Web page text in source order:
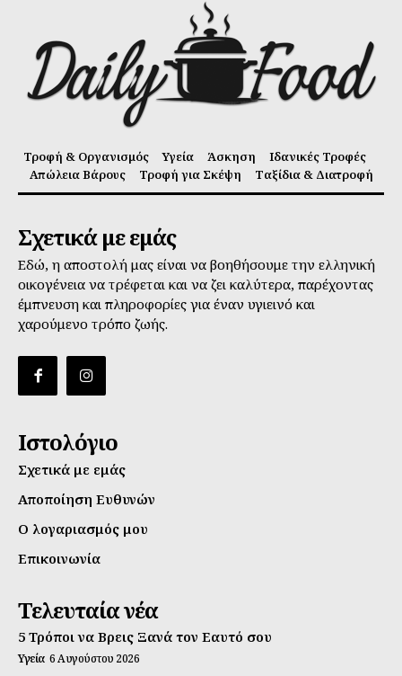
Τροφή & Οργανισμός Υγεία Άσκηση
Ιδανικές Τροφές
Απώλεια Βάρους
Τροφή για Σκέψη Ταξίδια & Διατροφή
Σχετικά με εμάς
Εδώ, η αποστολή μας είναι να βοηθήσουμε την ελληνική
οικογένεια να τρέφεται και να ζει καλύτερα, παρέχοντας
έμπνευση και πληροφορίες για έναν υγιεινό και
χαρούμενο τρόπο ζωής.
Ιστολόγιο
Σχετικά με εμάς
Αποποίηση Ευθυνών
Ο λογαριασμός μου
Επικοινωνία
Τελευταία νέα
5 Τρόποι να Βρεις Ξανά τον Εαυτό σου
Υγεία 6 Αυγούστου 2026